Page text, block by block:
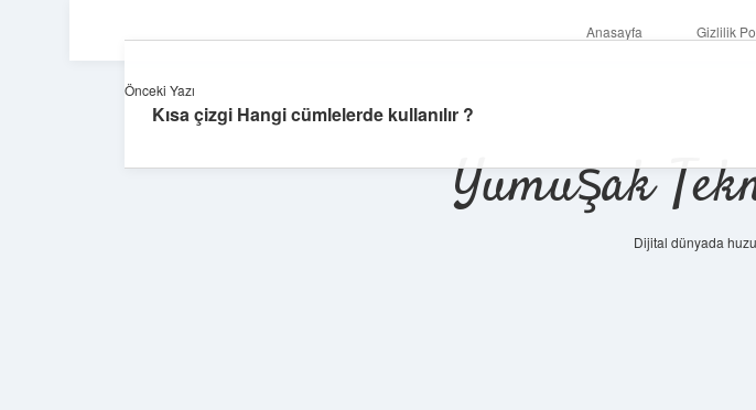
Anasayfa Gizlilik
Yumuşak
Dijital dünyada
Önceki Yazı
Kısa çizgi Hangi cümlelerde kullanılır ?